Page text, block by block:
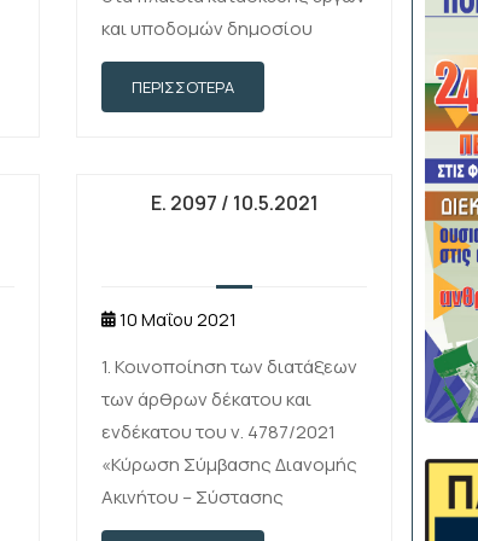
και υποδομών δημοσίου
ενδιαφέροντος βάσει
δημόσιας σύμβασης
ΠΕΡΙΣΣΌΤΕΡΑ
Ε. 2097 / 10.5.2021
10 Μαΐου 2021
1. Κοινοποίηση των διατάξεων
των άρθρων δέκατου και
ενδέκατου του ν. 4787/2021
«Κύρωση Σύμβασης Διανομής
Ακινήτου – Σύστασης
Δικαιώματος Επιφανείας